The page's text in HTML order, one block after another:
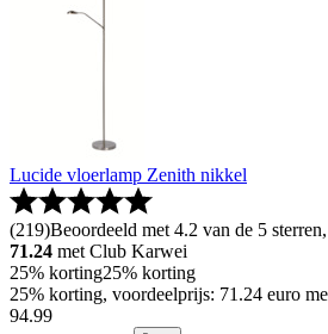
Lucide vloerlamp Zenith nikkel
(219)Beoordeeld met 4.2 van de 5
71.24 met Club Karwei
25% korting25% korting
25% korting, voordeelprijs: 71.24 euro
94.99